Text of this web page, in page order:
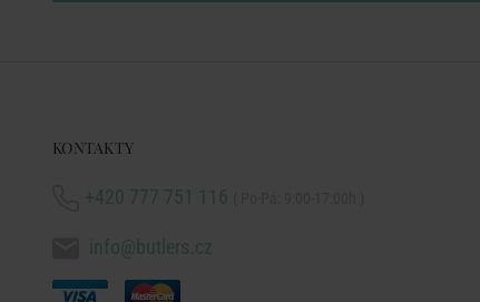
KONTAKTY
+420 777 751 116
info@butlers.cz